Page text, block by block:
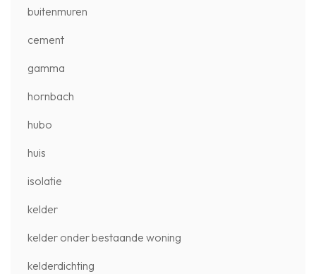
buitenmuren
cement
gamma
hornbach
hubo
huis
isolatie
kelder
kelder onder bestaande woning
kelderdichting